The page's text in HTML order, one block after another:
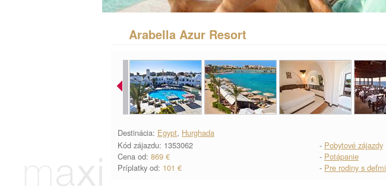
Arabella Azur Resort
Destinácia: Egypt, Hurghada
Kód zájazdu: 1353062
Cena od: 869 €
Príplatky od: 101 €
- Pobytové zájazdy
- Potápanie
- Pre rodiny s deťmi